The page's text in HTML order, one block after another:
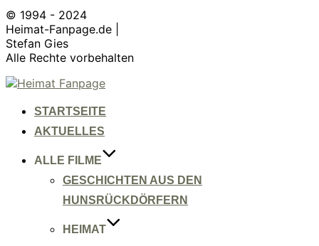
© 1994 - 2024
Heimat-Fanpage.de |
Stefan Gies
Alle Rechte vorbehalten
Zum
springenSTARTSEITE
AKTUELLES
ALLE FILME
GESCHICHTEN AUS DEN
HUNSRÜCKDÖRFERN
HEIMAT